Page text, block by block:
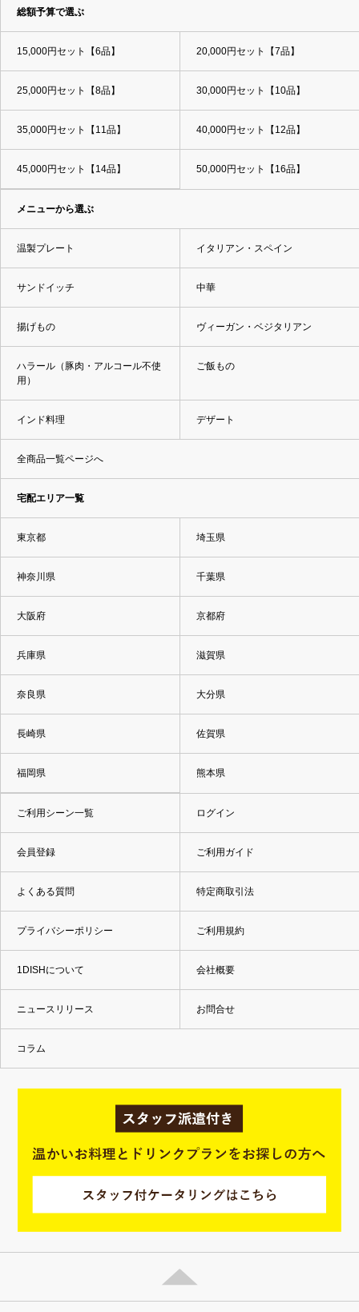
総額予算で選ぶ
15,000円セット【6品】 20,000円セット【7品】
25,000円セット【8品】 30,000円セット【10品】
35,000円セット【11品】 40,000円セット【12品】
45,000円セット【14品】 50,000円セット【16品】
メニューから選ぶ
温製プレート イタリアン・スペイン
サンドイッチ 中華
揚げもの ヴィーガン・ベジタリアン
ハラール（豚肉・アルコール不使
用）
ご飯もの
インド料理 デザート
全商品一覧ページへ
宅配エリア一覧
東京都 埼玉県
神奈川県 千葉県
大阪府 京都府
兵庫県 滋賀県
奈良県 大分県
長崎県 佐賀県
福岡県 熊本県
ご利用シーン一覧 ログイン
会員登録 ご利用ガイド
よくある質問 特定商取引法
プライバシーポリシー ご利用規約
1DISHについて 会社概要
ニュースリリース お問合せ
コラム